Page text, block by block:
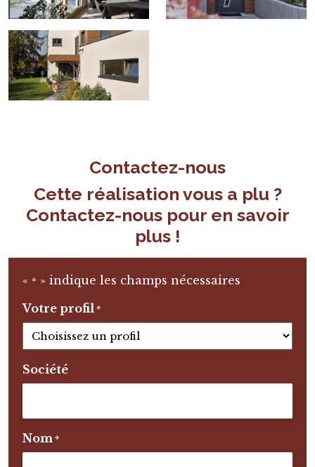
Contactez-nous
Cette réalisation vous a plu ?
Contactez-nous pour en savoir
plus !
« * » indique les champs nécessaires
Votre profil*
Société
Nom*